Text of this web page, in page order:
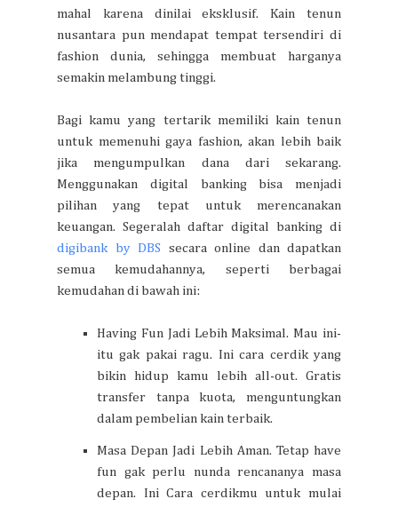
mahal karena dinilai eksklusif. Kain tenun
nusantara pun mendapat tempat tersendiri di
fashion dunia, sehingga membuat harganya
semakin melambung tinggi.
Bagi kamu yang tertarik memiliki kain tenun
untuk memenuhi gaya fashion, akan lebih baik
jika mengumpulkan dana dari sekarang.
Menggunakan digital banking bisa menjadi
pilihan yang tepat untuk merencanakan
keuangan. Segeralah daftar digital banking di
digibank by DBS secara online dan dapatkan
semua kemudahannya, seperti berbagai
kemudahan di bawah ini:
Having Fun Jadi Lebih Maksimal. Mau ini-
itu gak pakai ragu. Ini cara cerdik yang
bikin hidup kamu lebih all-out. Gratis
transfer tanpa kuota, menguntungkan
dalam pembelian kain terbaik.
Masa Depan Jadi Lebih Aman. Tetap have
fun gak perlu nunda rencananya masa
depan. Ini Cara cerdikmu untuk mulai